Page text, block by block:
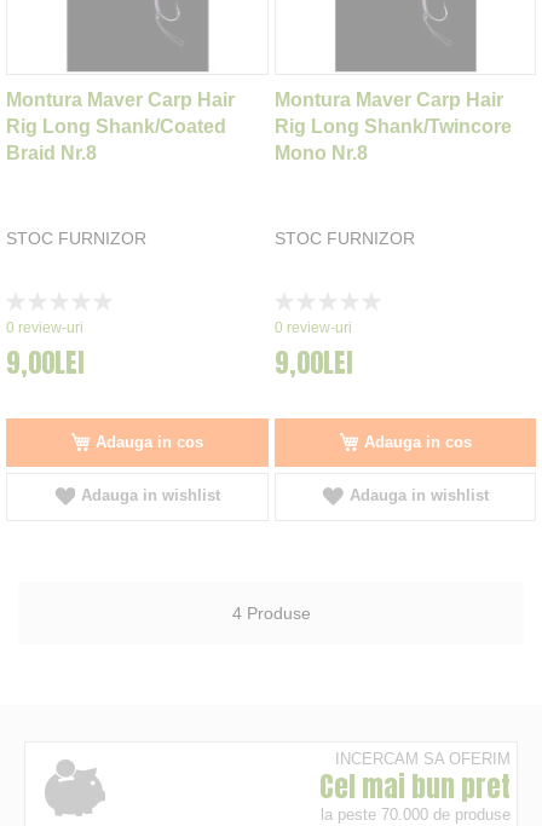
Montura Maver Carp Hair
Rig Long Shank/Coated
Braid Nr.8
STOC FURNIZOR
0%
0 review-uri
9,00LEI
Adauga in cos
Adauga in wishlist
Montura Maver Carp Hair
Rig Long Shank/Twincore
Mono Nr.8
STOC FURNIZOR
0%
0 review-uri
9,00LEI
Adauga in cos
Adauga in wishlist
4Produse
INCERCAM SA OFERIM
Cel mai bun pret
la peste 70.000 de produse